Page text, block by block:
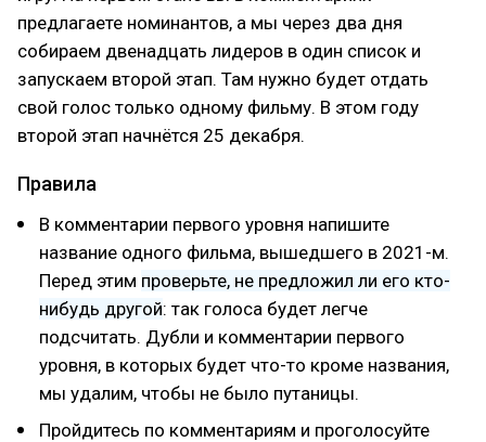
предлагаете номинантов, а мы через два дня
собираем двенадцать лидеров в один список и
запускаем второй этап. Там нужно будет отдать
свой голос только одному фильму. В этом году
второй этап начнётся 25 декабря.
Правила
В комментарии первого уровня напишите
название одного фильма, вышедшего в 2021-м.
Перед этим проверьте, не предложил ли его кто-
нибудь другой: так голоса будет легче
подсчитать. Дубли и комментарии первого
уровня, в которых будет что-то кроме названия,
мы удалим, чтобы не было путаницы.
Пройдитесь по комментариям и проголосуйте